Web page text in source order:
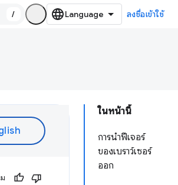
/ ลงชื่อเข้าใช้
ในหน้านี้
การนำฟีเจอร์
ของเบราว์เซอร์
ออก